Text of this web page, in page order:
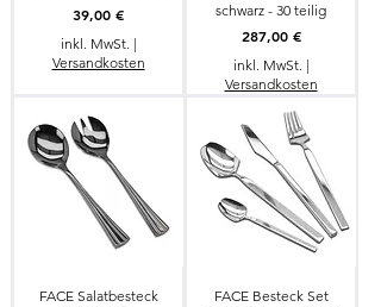
Preis
39,00 €
inkl. MwSt. |
Versandkosten
schwarz - 30 teilig
Preis
287,00 €
inkl. MwSt. |
Versandkosten
FACE Salatbesteck
FACE Besteck Set